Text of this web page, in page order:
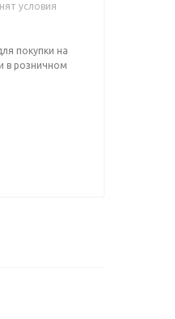
условия
покупки на
в розничном